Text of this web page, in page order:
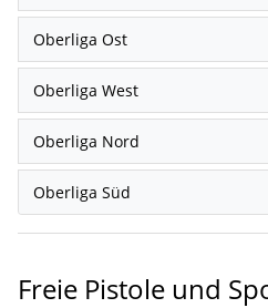
Oberliga Ost
Oberliga West
Oberliga Nord
Oberliga Süd
Freie Pistole und